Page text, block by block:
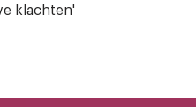
klachten'